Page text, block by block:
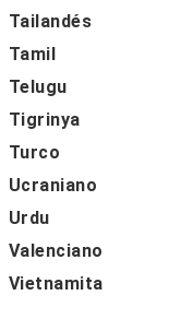
Tailandés
Tamil
Telugu
Tigrinya
Turco
Ucraniano
Urdu
Valenciano
Vietnamita